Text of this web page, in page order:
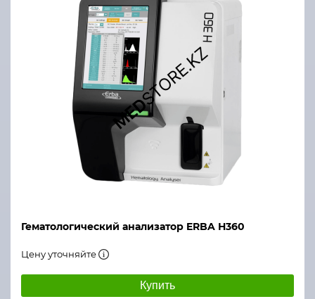
Гематологический анализатор ERBA Н360
Цену уточняйте
Купить